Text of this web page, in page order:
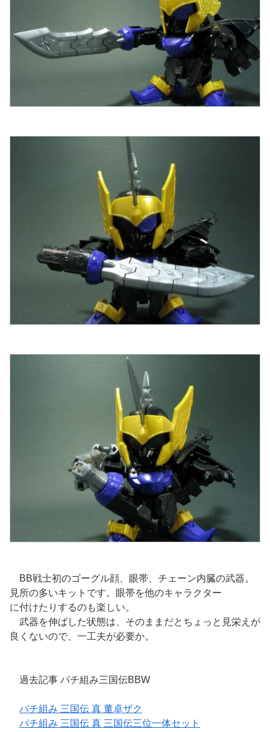
BB戦士初のゴーグル顔、眼帯、チェーン内臓の武器。
見所の多いキットです。眼帯を他のキャラクター
に付けたりするのも楽しい。
武器を伸ばした状態は、そのままだとちょっと見栄えが
良くないので、一工夫が必要か。
過去記事 パチ組み三国伝BBW
パチ組み 三国伝 真 董卓ザク
パチ組み 三国伝 真 三国伝三位一体セット